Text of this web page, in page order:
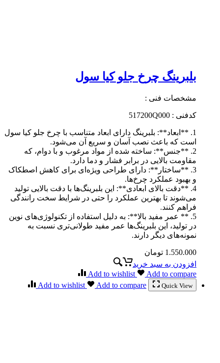
بلبرینگ چرخ جلو کیا سول
مشخصات فنی :
کدفنی : 517200Q000
1. **ابعاد**: بلبرینگ دارای ابعاد متناسب با چرخ جلو کیا سول
است که باعث نصب آسان و سریع آن می‌شود.
2. **جنس**: ساخته شده از مواد مرغوب و با دوام، که
مقاومت بالایی در برابر فشار و دما دارد.
3. **ساختار**: دارای طراحی ویژه‌ای برای کاهش اصطکاک
و بهبود عملکرد چرخ‌ها.
4. **دقت بالای ابعادی**: این بلبرینگ‌ها با دقت بالایی تولید
می‌شوند تا بهترین عملکرد را حتی در شرایط سخت رانندگی
فراهم کنند.
5. ** عمر مفید بالا**: به دلیل استفاده از تکنولوژی‌های نوین
در تولید، این بلبرینگ‌ها عمر مفید طولانی‌تری نسبت به
نمونه‌های دیگر دارند.
1.550.000 تومان
افزودن به سبد خرید
Add to wishlist
Add to compare
Quick View
Add to wishlist Add to compare